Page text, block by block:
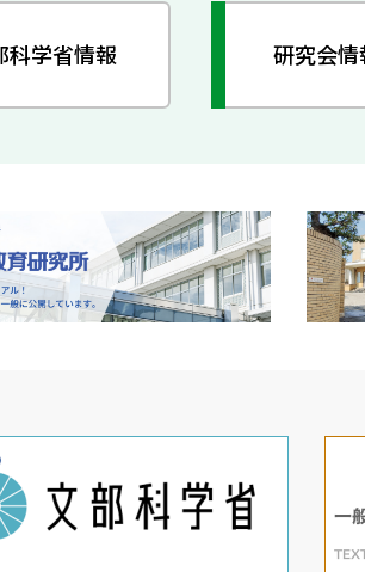
科学省情報 研究会情